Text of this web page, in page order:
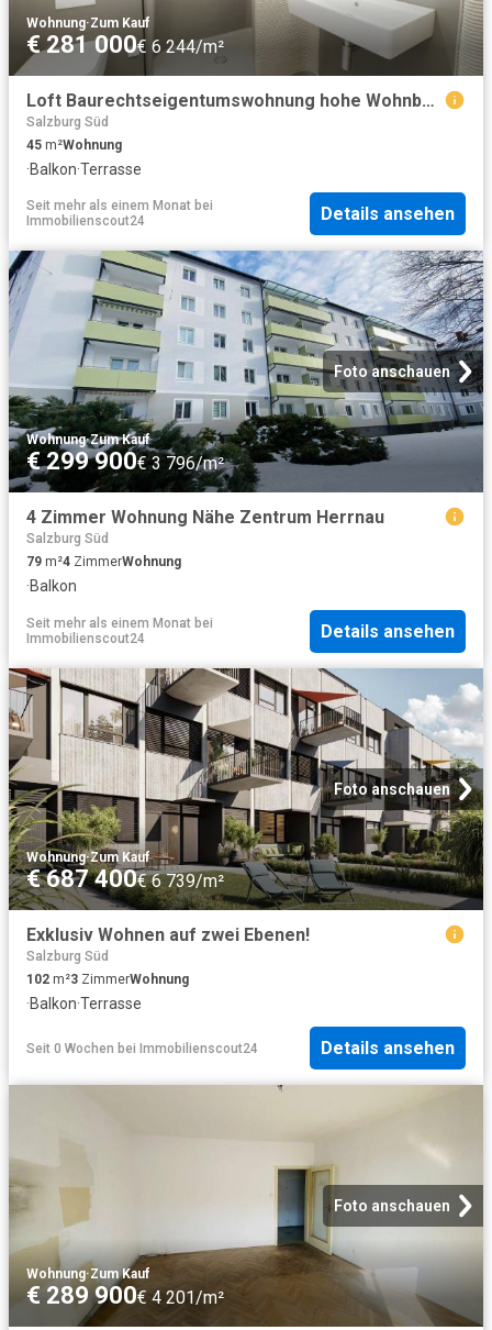
Wohnung·Zum Kauf
€ 281 000€ 6 244/m²
Loft Baurechtseigentumswohnung hohe Wohnbauförderung möglich! Mtl. Rückzahlung ab EUR 844
Salzburg Süd
45 m²Wohnung
·Balkon·Terrasse
Seit mehr als einem Monat bei
Immobilienscout24
Details ansehen
Foto anschauen
Wohnung·Zum Kauf
€ 299 900€ 3 796/m²
4 Zimmer Wohnung Nähe Zentrum Herrnau
Salzburg Süd
79 m²4 ZimmerWohnung
·Balkon
Seit mehr als einem Monat bei
Immobilienscout24
Details ansehen
Foto anschauen
Wohnung·Zum Kauf
€ 687 400€ 6 739/m²
Exklusiv Wohnen auf zwei Ebenen!
Salzburg Süd
102 m²3 ZimmerWohnung
·Balkon·Terrasse
Seit 0 Wochen bei Immobilienscout24 Details ansehen
Foto anschauen
Wohnung·Zum Kauf
€ 289 900€ 4 201/m²